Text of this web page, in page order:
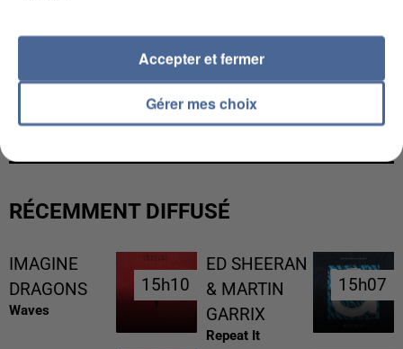
UNE TOURISTE DE L’OISE EMPORTÉE PAR UNE
COULÉE DE BOUE EN HAUTE-SAVOIE
RÉCEMMENT DIFFUSÉ
IMAGINE
DRAGONS
Waves
15h10
15h10
ED SHEERAN
& MARTIN
GARRIX
Repeat It
15h07
15h07
Gérer mes choix
Accepter et fermer